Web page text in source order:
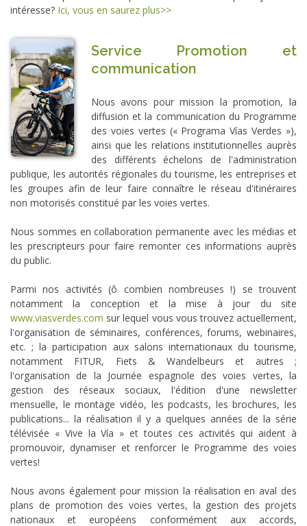
intéresse? Ici, vous en saurez plus>>
Service Promotion et
communication
Nous avons pour mission la promotion, la
diffusion et la communication du Programme
des voies vertes (« Programa Vías Verdes »),
ainsi que les relations institutionnelles auprès
des différents échelons de l'administration
publique, les autorités régionales du tourisme, les entreprises et
les groupes afin de leur faire connaître le réseau d'itinéraires
non motorisés constitué par les voies vertes.
Nous sommes en collaboration permanente avec les médias et
les prescripteurs pour faire remonter ces informations auprès
du public.
Parmi nos activités (ô combien nombreuses !) se trouvent
notamment la conception et la mise à jour du site
www.viasverdes.com sur lequel vous vous trouvez actuellement,
l'organisation de séminaires, conférences, forums, webinaires,
etc. ; la participation aux salons internationaux du tourisme,
notamment FITUR, Fiets & Wandelbeurs et autres ;
l'organisation de la Journée espagnole des voies vertes, la
gestion des réseaux sociaux, l'édition d'une newsletter
mensuelle, le montage vidéo, les podcasts, les brochures, les
publications... la réalisation il y a quelques années de la série
télévisée « Vive la Vía » et toutes ces activités qui aident à
promouvoir, dynamiser et renforcer le Programme des voies
vertes!
Nous avons également pour mission la réalisation en aval des
plans de promotion des voies vertes, la gestion des projets
nationaux et européens conformément aux accords,